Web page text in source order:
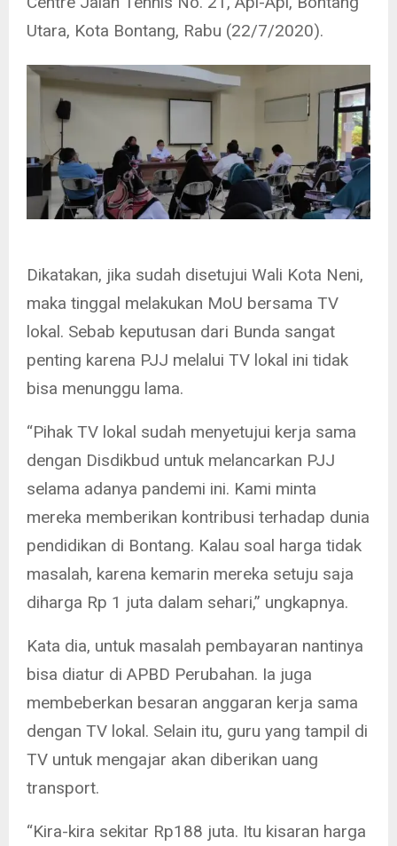
Utara, Kota Bontang, Rabu (22/7/2020).
Dikatakan, jika sudah disetujui Wali Kota Neni,
maka tinggal melakukan MoU bersama TV
lokal. Sebab keputusan dari Bunda sangat
penting karena PJJ melalui TV lokal ini tidak
bisa menunggu lama.
“Pihak TV lokal sudah menyetujui kerja sama
dengan Disdikbud untuk melancarkan PJJ
selama adanya pandemi ini. Kami minta
mereka memberikan kontribusi terhadap dunia
pendidikan di Bontang. Kalau soal harga tidak
masalah, karena kemarin mereka setuju saja
diharga Rp 1 juta dalam sehari,” ungkapnya.
Kata dia, untuk masalah pembayaran nantinya
bisa diatur di APBD Perubahan. Ia juga
membeberkan besaran anggaran kerja sama
dengan TV lokal. Selain itu, guru yang tampil di
TV untuk mengajar akan diberikan uang
transport.
“Kira-kira sekitar Rp188 juta. Itu kisaran harga